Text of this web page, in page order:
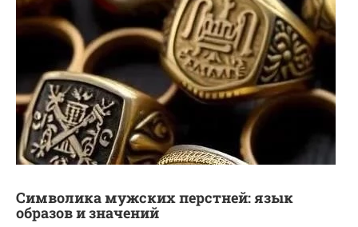
Символика мужских перстней: язык
образов и значений